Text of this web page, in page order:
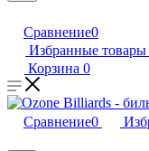
Сравнение0
Избранные товары
Корзина 0
Сравнение0